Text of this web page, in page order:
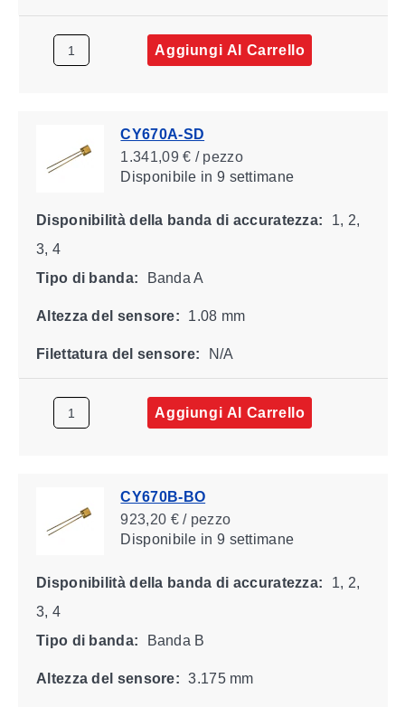
Aggiungi Al Carrello
CY670A-SD
1.341,09 € / pezzo
Disponibile in 9 settimane
Disponibilità della banda di accuratezza:
1, 2,
3, 4
Tipo di banda:
Banda A
Altezza del sensore: 1.08 mm
Filettatura del sensore: N/A
Aggiungi Al Carrello
CY670B-BO
923,20 € / pezzo
Disponibile in 9 settimane
Disponibilità della banda di accuratezza:
1, 2,
3, 4
Tipo di banda:
Banda B
Altezza del sensore: 3.175 mm